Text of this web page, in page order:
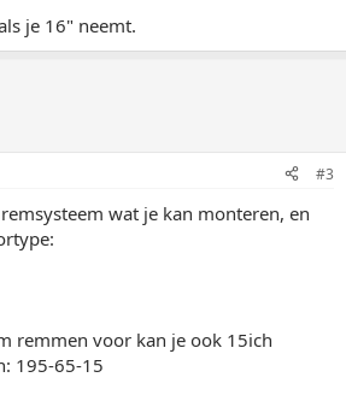
je 16" neemt.
#3
wat je kan monteren, en
remmen voor kan je ook 15ich
195-65-15